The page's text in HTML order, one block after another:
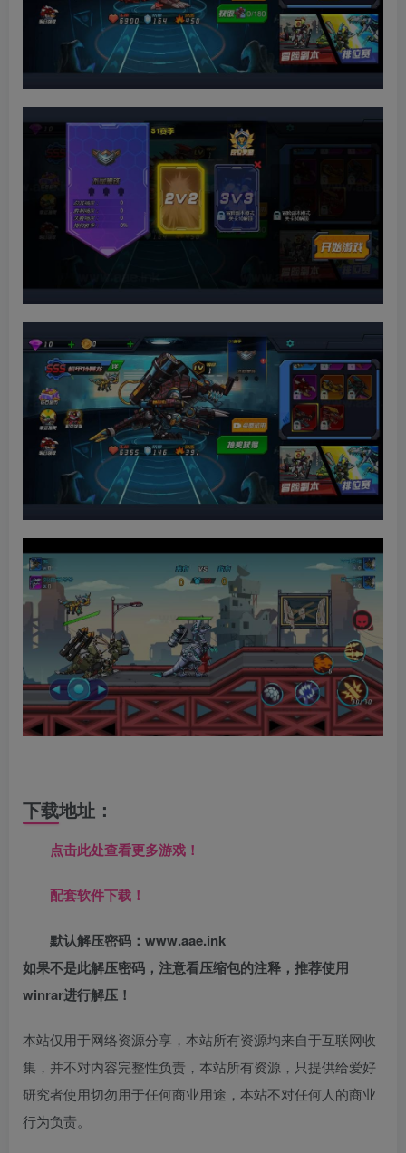
下载地址：
点击此处查看更多游戏！
配套软件下载！
默认解压密码：www.aae.ink
如果不是此解压密码，注意看压缩包的注释，推荐使用
winrar进行解压！
本站仅用于网络资源分享，本站所有资源均来自于互联网收
集，并不对内容完整性负责，本站所有资源，只提供给爱好
研究者使用切勿用于任何商业用途，本站不对任何人的商业
行为负责。